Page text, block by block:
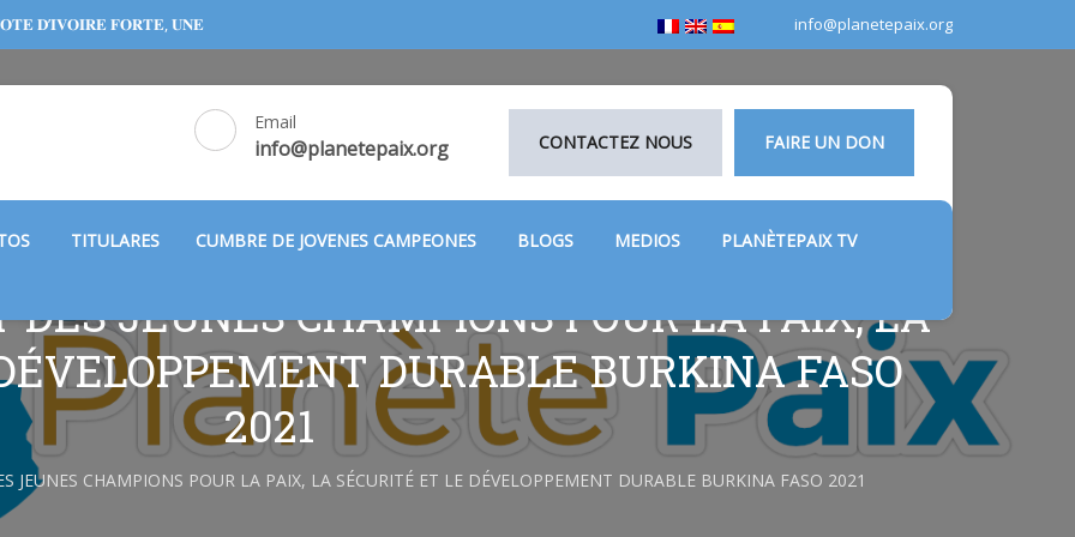
𝐃’𝐈𝐕𝐎𝐈𝐑𝐄 𝐅𝐎𝐑𝐓𝐄, 𝐔𝐍𝐄
FORME EN DIPLOMATIE ET A
INSTRUITE AUX VALEURS
DE LA FRECUENCIA 2 EN
info@planetepaix.org
FAIRE UN DON
CONTACTEZ NOUS
Email
info@planetepaix.org
TITULARES CUMBRE DE JOVENES CAMPEONES BLOGS MEDIOS PLANÈTEPAIX TV
JEUNES CHAMPIONS POUR LA PAIX, LA
DURABLE BURKINA FASO
2021
JEUNES CHAMPIONS POUR LA PAIX, LA SÉCURITÉ ET LE DÉVELOPPEMENT DURABLE BURKINA FASO 2021